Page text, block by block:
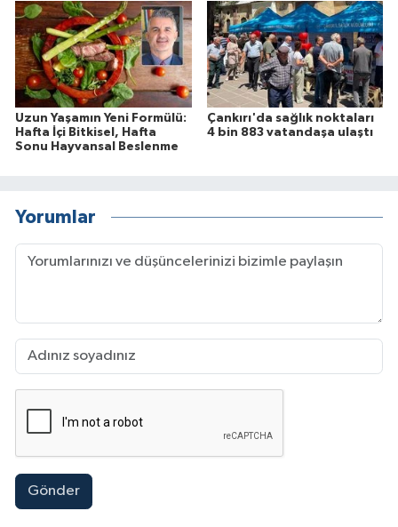
Uzun Yaşamın Yeni Formülü:
Hafta İçi Bitkisel, Hafta
Sonu Hayvansal Beslenme
Çankırı'da sağlık noktaları
4 bin 883 vatandaşa ulaştı
Yorumlar
Gönder